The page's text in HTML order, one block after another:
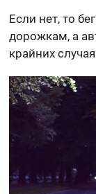
Если нет, то
дорожкам, а
крайних